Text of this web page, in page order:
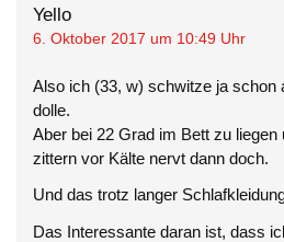
Yello
6. Oktober 2017 um 10:49 Uhr
Also ich (33, w) schwitze ja schon
dolle.
Aber bei 22 Grad im Bett zu
zittern vor Kälte nervt dann doch.
Und das trotz langer
Das Interessante daran ist, dass